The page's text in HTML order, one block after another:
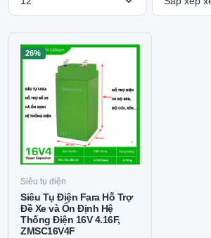
26%
Siêu tụ điện
Siêu Tụ Điện Fara Hỗ Trợ
Đề Xe và Ổn Định Hệ
Thống Điện 16V 4.16F,
ZMSC16V4F